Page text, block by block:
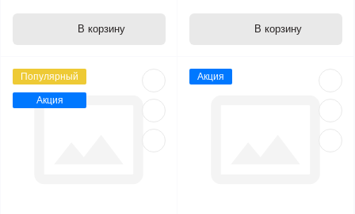
В корзину В корзину
Популярный
Акция
Акция